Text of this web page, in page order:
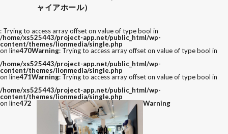
ャイアホール）
: Trying to access array offset on value of type bool in
/home/xs525443/project-app.net/public_html/wp-
content/themes/lionmedia/single.php
on line470Warning: Trying to access array offset on value of type bool in
/home/xs525443/project-app.net/public_html/wp-
content/themes/lionmedia/single.php
on line471Warning: Trying to access array offset on value of type bool in
/home/xs525443/project-app.net/public_html/wp-
content/themes/lionmedia/single.php
on line472 Warning